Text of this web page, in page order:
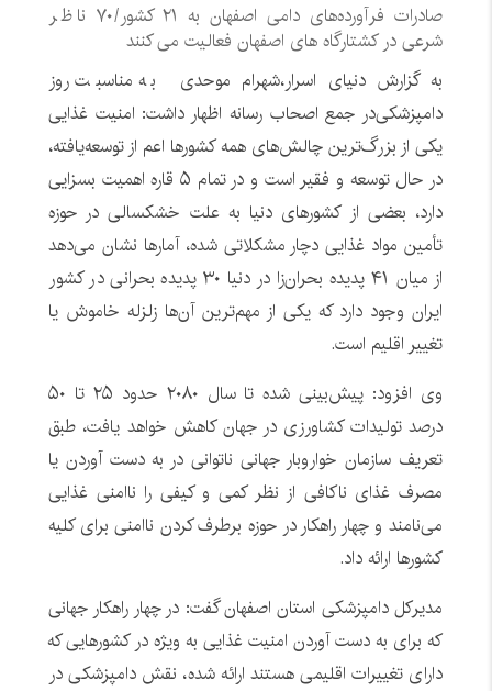
صادرات فرآورده‌های دامی اصفهان به ۲۱ کشور/۷۰ ناظر
شرعی در کشتارگاه های اصفهان فعالیت می کنند
به گزارش دنیای اسرار،شهرام موحدی به مناسبت روز
دامپزشکیدر جمع اصحاب رسانه اظهار داشت: امنیت غذایی
یکی از بزرگ‌ترین چالش‌های همه کشورها اعم از توسعه‌یافته،
در حال توسعه و فقیر است و در تمام ۵ قاره اهمیت بسزایی
دارد، بعضی از کشورهای دنیا به علت خشکسالی در حوزه
تأمین مواد غذایی دچار مشکلاتی شده، آمارها نشان می‌دهد
از میان ۴۱ پدیده بحران‌زا در دنیا ۳۰ پدیده بحرانی در کشور
ایران وجود دارد که یکی از مهم‌ترین آن‌ها زلزله خاموش یا
تغییر اقلیم است.
وی افزود: پیش‌بینی شده تا سال ۲۰۸۰ حدود ۲۵ تا ۵۰
درصد تولیدات کشاورزی در جهان کاهش خواهد یافت، طبق
تعریف سازمان خواروبار جهانی ناتوانی در به دست آوردن یا
مصرف غذای ناکافی از نظر کمی و کیفی را ناامنی غذایی
می‌نامند و چهار راهکار در حوزه برطرف کردن ناامنی برای کلیه
کشورها ارائه داد.
مدیرکل دامپزشکی استان اصفهان گفت: در چهار راهکار جهانی
که برای به دست آوردن امنیت غذایی به ویژه در کشورهایی که
دارای تغییرات اقلیمی هستند ارائه شده، نقش دامپزشکی در